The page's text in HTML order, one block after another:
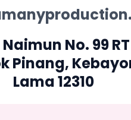
No. 99
Pinang,
Lama 12310